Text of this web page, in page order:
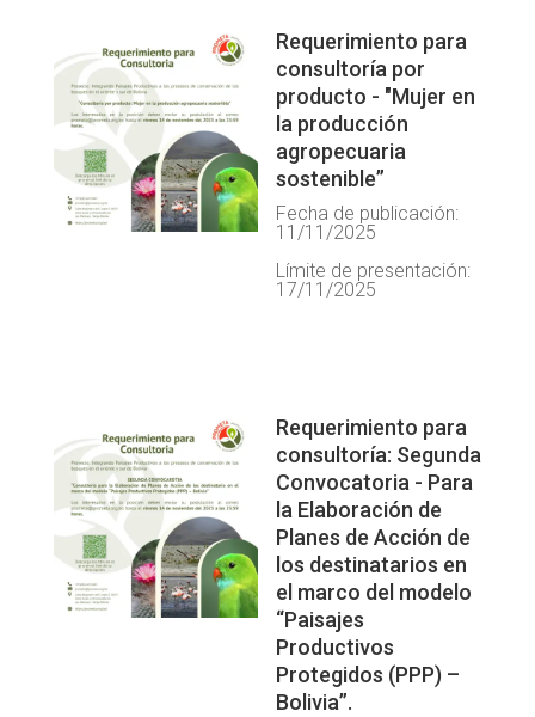
Requerimiento para
consultoría por
producto - "Mujer en
la producción
agropecuaria
sostenible”
Fecha de publicación:
11/11/2025
Límite de presentación:
17/11/2025
Requerimiento para
consultoría: Segunda
Convocatoria - Para
la Elaboración de
Planes de Acción de
los destinatarios en
el marco del modelo
“Paisajes
Productivos
Protegidos (PPP) –
Bolivia”.